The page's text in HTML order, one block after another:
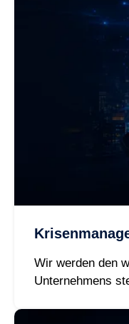
Wir werden den
Unternehmens